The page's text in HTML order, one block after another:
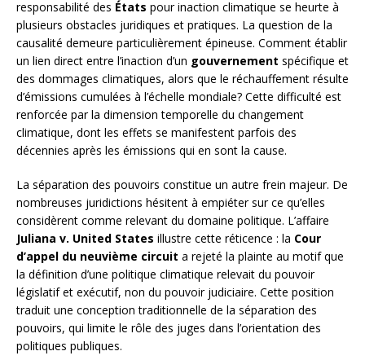
responsabilité des États pour inaction climatique se heurte à
plusieurs obstacles juridiques et pratiques. La question de la
causalité demeure particulièrement épineuse. Comment établir
un lien direct entre l’inaction d’un gouvernement spécifique et
des dommages climatiques, alors que le réchauffement résulte
d’émissions cumulées à l’échelle mondiale? Cette difficulté est
renforcée par la dimension temporelle du changement
climatique, dont les effets se manifestent parfois des
décennies après les émissions qui en sont la cause.
La séparation des pouvoirs constitue un autre frein majeur. De
nombreuses juridictions hésitent à empiéter sur ce qu’elles
considèrent comme relevant du domaine politique. L’affaire
Juliana v. United States illustre cette réticence : la Cour
d’appel du neuvième circuit a rejeté la plainte au motif que
la définition d’une politique climatique relevait du pouvoir
législatif et exécutif, non du pouvoir judiciaire. Cette position
traduit une conception traditionnelle de la séparation des
pouvoirs, qui limite le rôle des juges dans l’orientation des
politiques publiques.